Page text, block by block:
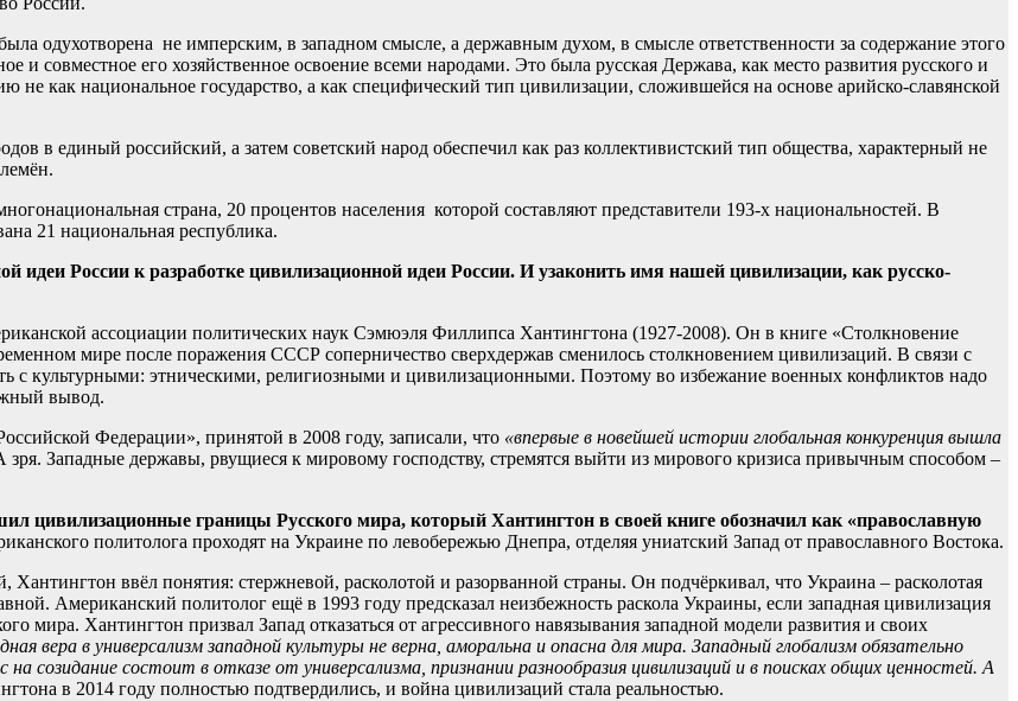
одухотворена не имперским, в западном смысле, а державным духом, в смысле ответственности за содержание этого
и совместное его хозяйственное освоение всеми народами. Это была русская Держава, как место развития русского и
как национальное государство, а как специфический тип цивилизации, сложившейся на основе арийско-славянской
в единый российский, а затем советский народ обеспечил как раз коллективистский тип общества, характерный не
страна, 20 процентов населения которой составляют представители 193-х национальностей. В
21 национальная республика.
идеи России к разработке цивилизационной идеи России. И узаконить имя нашей цивилизации, как русско-
ассоциации политических наук Сэмюэля Филлипса Хантингтона (1927-2008). Он в книге «Столкновение
мире после поражения СССР соперничество сверхдержав сменилось столкновением цивилизаций. В связи с
с культурными: этническими, религиозными и цивилизационными. Поэтому во избежание военных конфликтов надо
вывод.
Федерации», принятой в 2008 году, записали, что «впервые в новейшей истории глобальная конкуренция вышла
Западные державы, рвущиеся к мировому господству, стремятся выйти из мирового кризиса привычным способом –
цивилизационные границы Русского мира, который Хантингтон в своей книге обозначил как «православную
политолога проходят на Украине по левобережью Днепра, отделяя униатский Запад от православного Востока.
Хантингтон ввёл понятия: стержневой, расколотой и разорванной страны. Он подчёркивал, что Украина – расколотая
Американский политолог ещё в 1993 году предсказал неизбежность раскола Украины, если западная цивилизация
мира. Хантингтон призвал Запад отказаться от агрессивного навязывания западной модели развития и своих
вера в универсализм западной культуры не верна, аморальна и опасна для мира. Западный глобализм обязательно
созидание состоит в отказе от универсализма, признании разнообразия цивилизаций и в поисках общих ценностей. А
в 2014 году полностью подтвердились, и война цивилизаций стала реальностью.